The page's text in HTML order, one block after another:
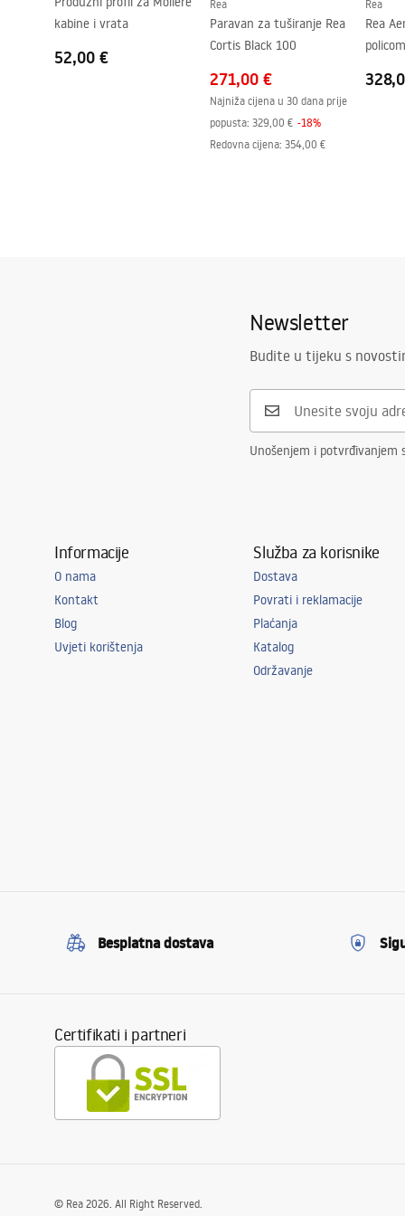
Razmak priključaka
mm
24 mjeseca
kabine i vrata
52,00 €
Rea
Paravan za tuširanje Rea
Cortis Black 100
271,00 €
Najniža cijena u 30 dana prije
popusta: 329,00 € -18%
Redovna cijena: 354,00 €
Rea
Rea
Newsletter
Budite u tijeku s
Unošenjem i
Informacije
O nama
Kontakt
Blog
Uvjeti korištenja
Služba za korisnike
Dostava
Povrati i reklamacije
Plaćanja
Katalog
Održavanje
Besplatna dostava
Certifikati i partneri
© Rea 2026. All Right Reserved.